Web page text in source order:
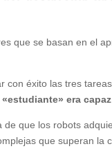
que se basan en el
con éxito las tres
era
que los robots
que superan la